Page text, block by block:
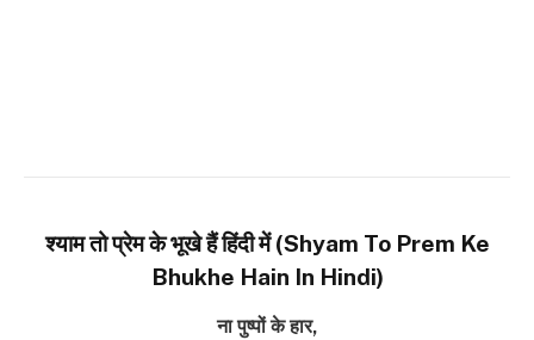
श्याम तो प्रेम के भूखे हैं हिंदी में (Shyam To Prem Ke
Bhukhe Hain In Hindi)
ना पुष्पों के हार,